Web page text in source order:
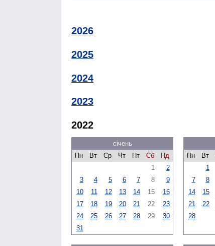
2026
2025
2024
2023
2022
січень
Пн
Вт Ср Чт Пт Сб
Нд
1
2
3
4 5 6 7 8
9
10
11 12 13 14 15
16
17
18 19 20 21 22
23
24
25 26 27 28 29
30
31
Пн
Вт
1
7
8
14
15
21
22
28